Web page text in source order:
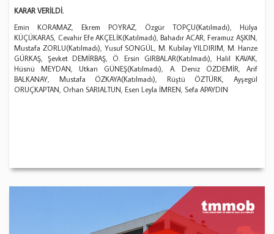
KARAR VERİLDİ.
Emin KORAMAZ, Ekrem POYRAZ, Özgür TOPÇU(Katılmadı), Hülya
KÜÇÜKARAS, Cevahir Efe AKÇELİK(Katılmadı), Bahadır ACAR, Feramuz AŞKIN,
Mustafa ZORLU(Katılmadı), Yusuf SONGÜL, M. Kubilay YILDIRIM, M. Hanze
GÜRKAŞ, Şevket DEMİRBAŞ, Ö. Ersin GIRBALAR(Katılmadı), Halil KAVAK,
Hüsnü MEYDAN, Utkan GÜNEŞ(Katılmadı), A. Deniz ÖZDEMİR, Arif
BALKANAY, Mustafa ÖZKAYA(Katılmadı), Rüştü ÖZTÜRK, Ayşegül
ORUÇKAPTAN, Orhan SARIALTUN, Esen Leyla İMREN, Sefa APAYDIN